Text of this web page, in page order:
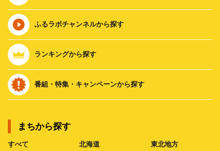
ふるラボチャンネルから探す
ランキングから探す
番組・特集・キャンペーンから探す
まちから探す
すべて 北海道 東北地方